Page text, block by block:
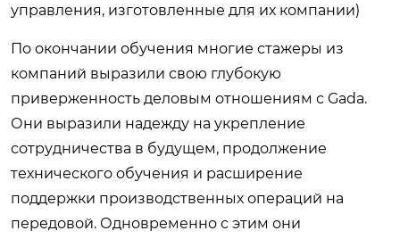
управления, изготовленные для их компании)
По окончании обучения многие стажеры из
компаний выразили свою глубокую
приверженность деловым отношениям с Gada.
Они выразили надежду на укрепление
сотрудничества в будущем, продолжение
технического обучения и расширение
поддержки производственных операций на
передовой. Одновременно с этим они